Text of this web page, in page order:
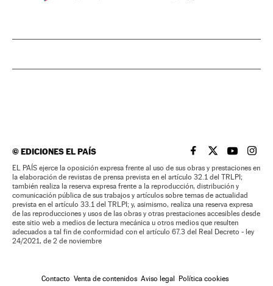
©EDICIONES EL PAÍS EL PAÍS BRASIL EN
EL PAÍSEL PAÍS
EL
EL PAÍS ejerce la oposición expresa frente al uso de sus obras y prestaciones en
la elaboración de revistas de prensa prevista en el artículo 32.1 del TRLPI;
también realiza la reserva expresa frente a la reproducción, distribución y
comunicación pública de sus trabajos y artículos sobre temas de actualidad
prevista en el artículo 33.1 del TRLPI; y, asimismo, realiza una reserva expresa
de las reproducciones y usos de las obras y otras prestaciones accesibles desde
este sitio web a medios de lectura mecánica u otros medios que resulten
adecuados a tal fin de conformidad con el artículo 67.3 del Real Decreto - ley
24/2021, de 2 de noviembre
Contacto Venta de contenidos Aviso legal Política cookies